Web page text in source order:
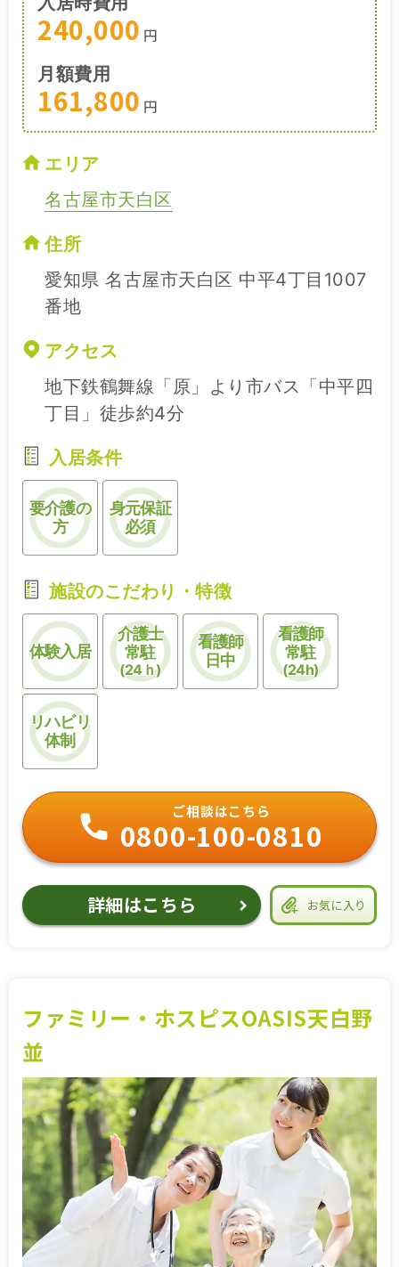
240,000 円
月額費用
161,800 円
エリア
名古屋市天白区
住所
愛知県 名古屋市天白区 中平4丁目1007
番地
アクセス
地下鉄鶴舞線「原」より市バス「中平四
丁目」徒歩約4分
入居条件
要介護の
方
身元保証
必須
施設のこだわり・特徴
体験入居
介護士
常駐
(24ｈ)
看護師
日中
看護師
常駐
(24h)
リハビリ
体制
お気に入り
ご相談はこちら
0800-100-0810
詳細はこちら
ファミリー・ホスピスOASIS天白野
並